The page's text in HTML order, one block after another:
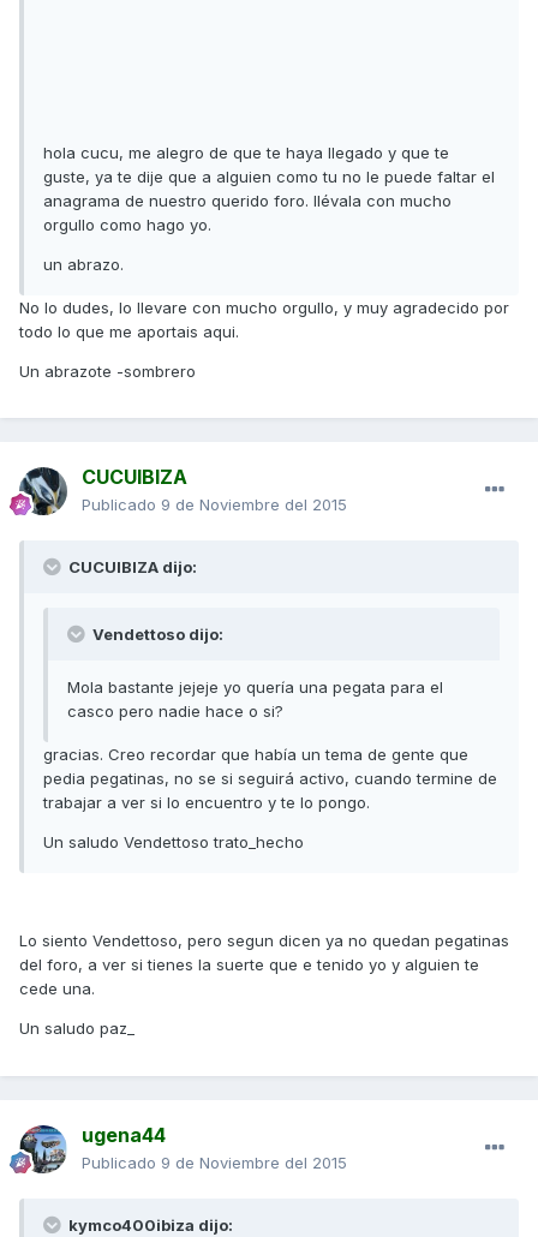
hola cucu, me alegro de que te haya llegado y que te
guste, ya te dije que a alguien como tu no le puede faltar el
anagrama de nuestro querido foro. llévala con mucho
orgullo como hago yo.
un abrazo.
No lo dudes, lo llevare con mucho orgullo, y muy agradecido por
todo lo que me aportais aqui.
Un abrazote -sombrero
CUCUIBIZA
Publicado 9 de Noviembre del 2015
CUCUIBIZA dijo:
Vendettoso dijo:
Mola bastante jejeje yo quería una pegata para el
casco pero nadie hace o si?
gracias. Creo recordar que había un tema de gente que
pedia pegatinas, no se si seguirá activo, cuando termine de
trabajar a ver si lo encuentro y te lo pongo.
Un saludo Vendettoso trato_hecho
Lo siento Vendettoso, pero segun dicen ya no quedan pegatinas
del foro, a ver si tienes la suerte que e tenido yo y alguien te
cede una.
Un saludo paz_
ugena44
Publicado 9 de Noviembre del 2015
kymco400ibiza dijo: